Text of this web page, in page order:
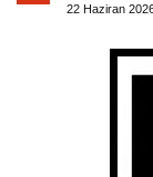
22 Haziran